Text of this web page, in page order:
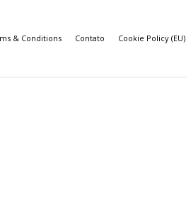
& Conditions Contato Cookie Policy (EU)